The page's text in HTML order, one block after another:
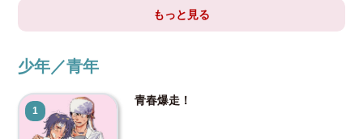
もっと見る
少年／青年
1
青春爆走！